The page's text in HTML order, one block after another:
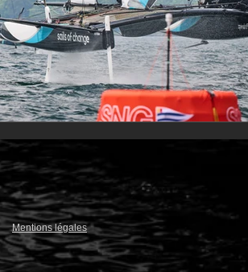
Mentions légales